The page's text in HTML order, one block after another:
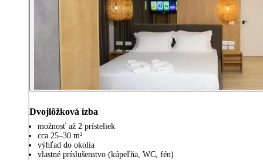
Dvojlôžková izba
možnosť až 2 prísteliek
cca 25–30 m²
výhľad do okolia
vlastné príslušenstvo (kúpeľňa, WC, fén)